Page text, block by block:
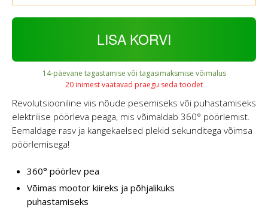
LISA KORVI
14-päevane tagastamise või tagasimaksmise võimalus
20 inimest vaatavad praegu seda toodet
Revolutsiooniline viis nõude pesemiseks või puhastamiseks
elektrilise pöörleva peaga, mis võimaldab 360° pöörlemist.
Eemaldage rasv ja kangekaelsed plekid sekunditega võimsa
pöörlemisega!
360° pöörlev pea
Võimas mootor kiireks ja põhjalikuks
puhastamiseks